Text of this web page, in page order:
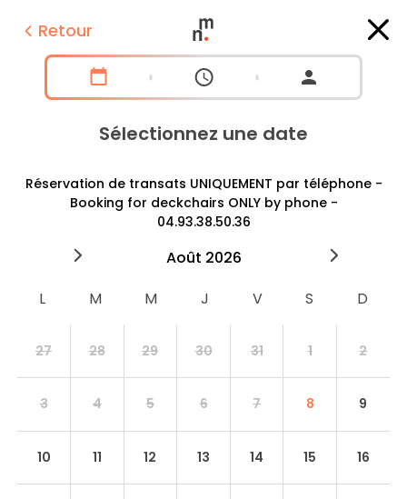
Retour
Sélectionnez une date
Réservation de transats UNIQUEMENT par téléphone -
Booking for deckchairs ONLY by phone -
04.93.38.50.36
août 2026
27 28 29 30 31 1 2
3 4 5 6 7 8 9
10 11 12 13 14 15 16